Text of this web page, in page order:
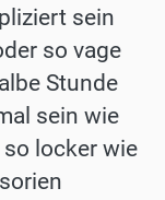
sein
so vage
Stunde
sein wie
locker wie